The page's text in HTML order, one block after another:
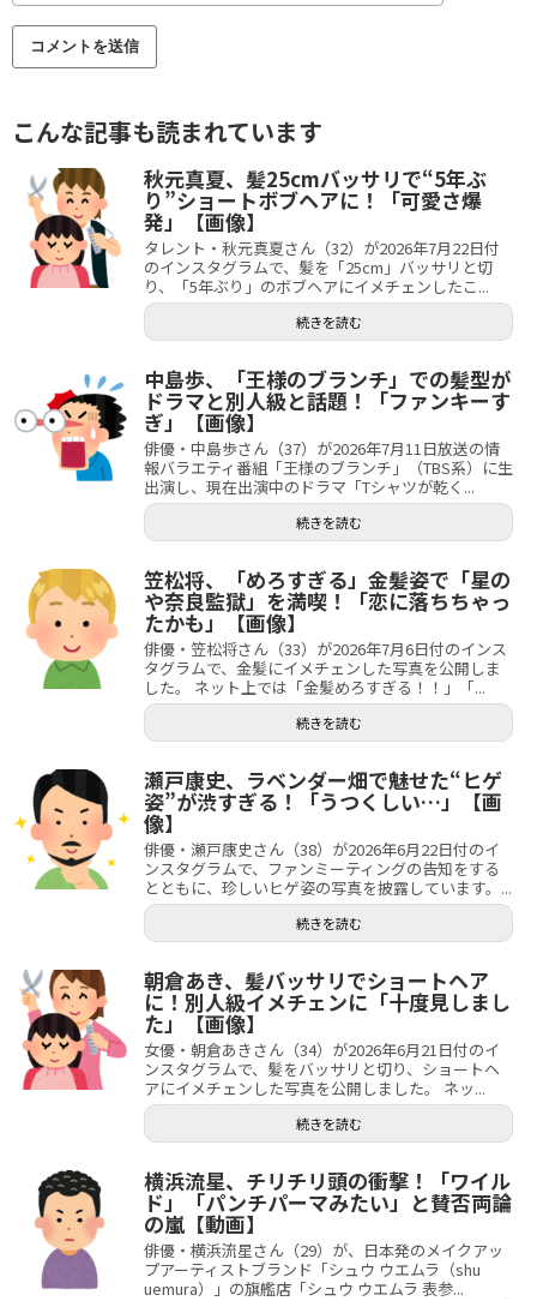
こんな記事も読まれています
秋元真夏、髪25cmバッサリで“5年ぶ
り”ショートボブヘアに！「可愛さ爆
発」【画像】
タレント・秋元真夏さん（32）が2026年7月22日付
のインスタグラムで、髪を「25cm」バッサリと切
り、「5年ぶり」のボブヘアにイメチェンしたこ...
続きを読む
中島歩、「王様のブランチ」での髪型が
ドラマと別人級と話題！「ファンキーす
ぎ」【画像】
俳優・中島歩さん（37）が2026年7月11日放送の情
報バラエティ番組「王様のブランチ」（TBS系）に生
出演し、現在出演中のドラマ「Tシャツが乾く...
続きを読む
笠松将、「めろすぎる」金髪姿で「星の
や奈良監獄」を満喫！「恋に落ちちゃっ
たかも」【画像】
俳優・笠松将さん（33）が2026年7月6日付のインス
タグラムで、金髪にイメチェンした写真を公開しま
した。 ネット上では「金髪めろすぎる！！」「...
続きを読む
瀬戸康史、ラベンダー畑で魅せた“ヒゲ
姿”が渋すぎる！「うつくしい…」【画
像】
俳優・瀬戸康史さん（38）が2026年6月22日付のイ
ンスタグラムで、ファンミーティングの告知をする
とともに、珍しいヒゲ姿の写真を披露しています。...
続きを読む
朝倉あき、髪バッサリでショートヘア
に！別人級イメチェンに「十度見しまし
た」【画像】
女優・朝倉あきさん（34）が2026年6月21日付のイ
ンスタグラムで、髪をバッサリと切り、ショートヘ
アにイメチェンした写真を公開しました。 ネッ...
続きを読む
横浜流星、チリチリ頭の衝撃！「ワイル
ド」「パンチパーマみたい」と賛否両論
の嵐【動画】
俳優・横浜流星さん（29）が、日本発のメイクアッ
プアーティストブランド「シュウ ウエムラ（shu
uemura）」の旗艦店「シュウ ウエムラ 表参...